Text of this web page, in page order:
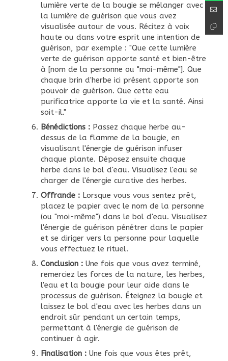
lumière verte de la bougie se mélanger avec
la lumière de guérison que vous avez
visualisée autour de vous. Récitez à voix
haute ou dans votre esprit une intention de
guérison, par exemple : "Que cette lumière
verte de guérison apporte santé et bien-être
à [nom de la personne ou "moi-même"]. Que
chaque brin d'herbe ici présent apporte son
pouvoir de guérison. Que cette eau
purificatrice apporte la vie et la santé. Ainsi
soit-il."
Bénédictions : Passez chaque herbe au-
dessus de la flamme de la bougie, en
visualisant l'énergie de guérison infuser
chaque plante. Déposez ensuite chaque
herbe dans le bol d'eau. Visualisez l'eau se
charger de l'énergie curative des herbes.
Offrande : Lorsque vous vous sentez prêt,
placez le papier avec le nom de la personne
(ou "moi-même") dans le bol d'eau. Visualisez
l'énergie de guérison pénétrer dans le papier
et se diriger vers la personne pour laquelle
vous effectuez le rituel.
Conclusion : Une fois que vous avez terminé,
remerciez les forces de la nature, les herbes,
l'eau et la bougie pour leur aide dans le
processus de guérison. Éteignez la bougie et
laissez le bol d'eau avec les herbes dans un
endroit sûr pendant un certain temps,
permettant à l'énergie de guérison de
continuer à agir.
Finalisation : Une fois que vous êtes prêt,